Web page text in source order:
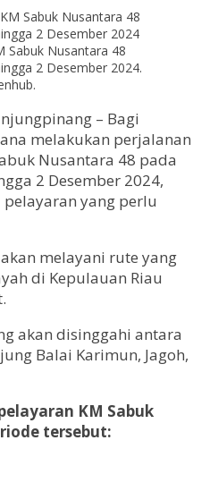
Sabuk Nusantara 48
2 Desember 2024.
– Bagi
melakukan perjalanan
Nusantara 48 pada
2 Desember 2024,
yang perlu
melayani rute yang
di Kepulauan Riau
akan disinggahi antara
Balai Karimun, Jagoh,
KM Sabuk
tersebut: